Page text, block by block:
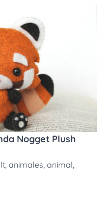
Nogget Plush
, animales, animal,